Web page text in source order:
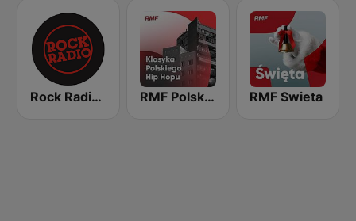
Rock Radio - Warszawa RMF Polski hip hop RMF Swieta